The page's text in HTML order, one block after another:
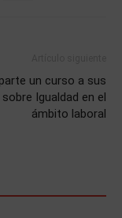
un curso a sus
Igualdad en el
ámbito laboral